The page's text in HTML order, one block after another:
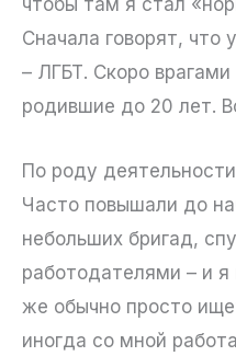
чтобы там я стал
Сначала говорят, что
– ЛГБТ. Скоро
родившие до 20 лет.
По роду
Часто повышали до
небольших бригад,
работодателями – и
же обычно просто
иногда со мной